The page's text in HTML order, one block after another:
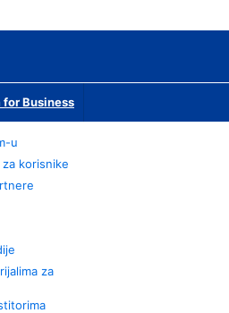
Business
u
korisnike
za